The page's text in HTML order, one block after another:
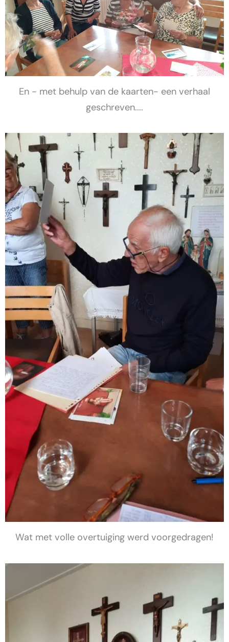
En - met behulp van de kaarten- een verhaal
geschreven....
Wat met volle overtuiging werd voorgedragen!